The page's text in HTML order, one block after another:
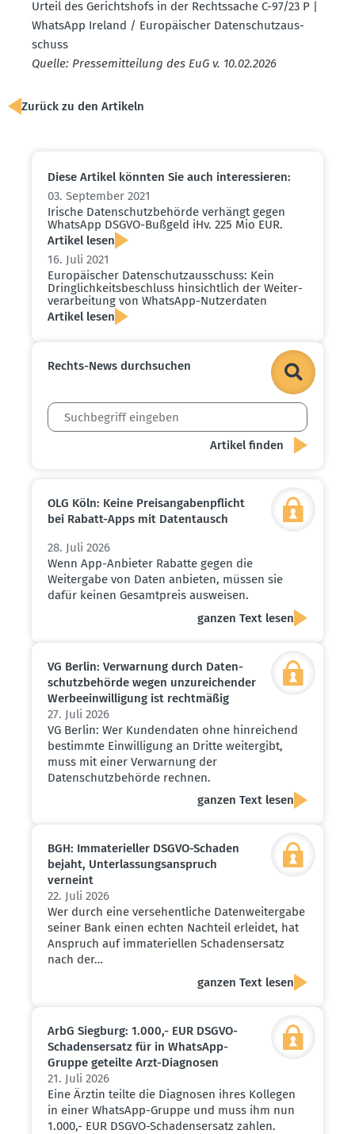
Urteil des Gerichtshofs in der Rechts­sache C-97/23 P |
WhatsApp Ireland / Europäi­scher Daten­schutz­aus­
schuss
Quelle: Presse­mit­teilung des EuG v. 10.02.2026
Zurück zu den Artikeln
Diese Artikel könnten Sie auch inter­es­sieren:
03. September 2021
Irische Daten­schutz­be­hörde verhängt gegen
WhatsApp DSGVO-Bußgeld iHv. 225 Mio EUR.
Artikel lesen
16. Juli 2021
Europäi­scher Daten­schutz­aus­schuss: Kein
Dring­lich­keits­be­schluss hinsichtlich der Weiter­
ver­ar­beitung von WhatsApp-Nutzer­daten
Artikel lesen
Rechts-News durch­suchen
OLG Köln: Keine Preis­an­ga­ben­pflicht
bei Rabatt-Apps mit Daten­tausch
28. Juli 2026
Wenn App-Anbieter Rabatte gegen die
Weitergabe von Daten anbieten, müssen sie
dafür keinen Gesamtpreis ausweisen.
ganzen Text lesen
VG Berlin: Verwarnung durch Daten­
schutz­be­hörde wegen unzurei­chender
Werbe­ein­wil­ligung ist recht­mäßig
27. Juli 2026
VG Berlin: Wer Kundendaten ohne hinreichend
bestimmte Einwilligung an Dritte weitergibt,
muss mit einer Verwarnung der
Datenschutzbehörde rechnen.
ganzen Text lesen
BGH: Immate­ri­eller DSGVO-Schaden
bejaht, Unter­las­sungs­an­spruch
verneint
22. Juli 2026
Wer durch eine versehentliche Datenweitergabe
seiner Bank einen echten Nachteil erleidet, hat
Anspruch auf immateriellen Schadensersatz
nach der…
ganzen Text lesen
ArbG Siegburg: 1.000,- EUR DSGVO-
Schadens­ersatz für in WhatsApp-
Gruppe geteilte Arzt-Diagnosen
21. Juli 2026
Eine Ärztin teilte die Diagnosen ihres Kollegen
in einer WhatsApp-Gruppe und muss ihm nun
1.000,- EUR DSGVO-Schadensersatz zahlen.